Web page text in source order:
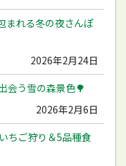
まれる冬の夜さんぽ
2026年2月24日
会う雪の森景色🌳
2026年2月6日
ちご狩り＆5品種食